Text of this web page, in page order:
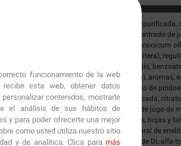
funcionamiento de la web
esta web, obtener datos
contenidos, mostrarle
el análisis de sus hábitos de
y para poder ofrecerte una mejor
como usted utiliza nuestro sitio
y de analítica. Clica para más
SABOR MANZANA: Agua
fruta de manzana (maltodextrina, concentrado de
manzana, extracto de diente de león (Taraxacum
caballo (Equisetum arvense L., planta entera),
agentes conservantes: sorbato de potasio,
(vitamina C), citrato de potasio (potasio), aromas,
DL-alfa-tocoferol (vitamina E), clorhidrato de
zinc (zinc). SABOR NEUTRO: Agua purificada,
manzana (maltodextrina, concentrado de jugo de
extracto de eneldo (Anethum graveolens, hojas y
citrato de potasio (potasio), aroma natural de
de potasio, benzoato de sodio; acetato de DL-alfa-